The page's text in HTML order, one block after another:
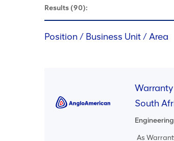
Results (90):
Position / Business Unit / Area
South
Engineering
As